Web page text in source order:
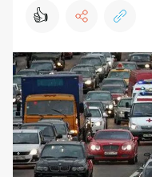
👍